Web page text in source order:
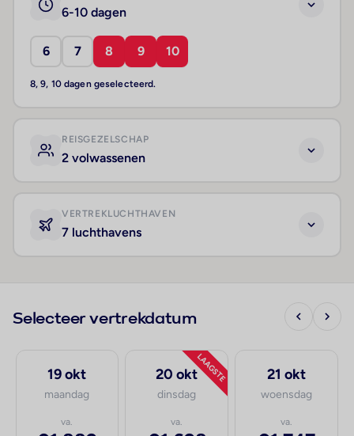
6-10 dagen
6 7 8 9 10
8, 9, 10 dagen geselecteerd.
REISGEZELSCHAP
2 volwassenen
VERTREKLUCHTHAVEN
7 luchthavens
Selecteer vertrekdatum
19 okt
maandag
va.
LAAGSTE
20 okt
dinsdag
va.
21 okt
woensdag
va.